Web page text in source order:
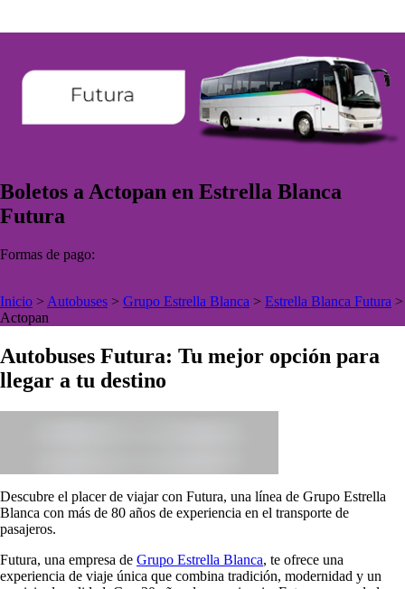
Boletos a Actopan en Estrella Blanca
Futura
Formas de pago:
Inicio > Autobuses > Grupo Estrella Blanca > Estrella Blanca Futura >
Actopan
Autobuses Futura: Tu mejor opción para
llegar a tu destino
Descubre el placer de viajar con Futura, una línea de Grupo Estrella
Blanca con más de 80 años de experiencia en el transporte de
pasajeros.
Futura, una empresa de Grupo Estrella Blanca, te ofrece una
experiencia de viaje única que combina tradición, modernidad y un